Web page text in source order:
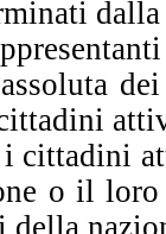
dalla
cittadini
o il loro
della